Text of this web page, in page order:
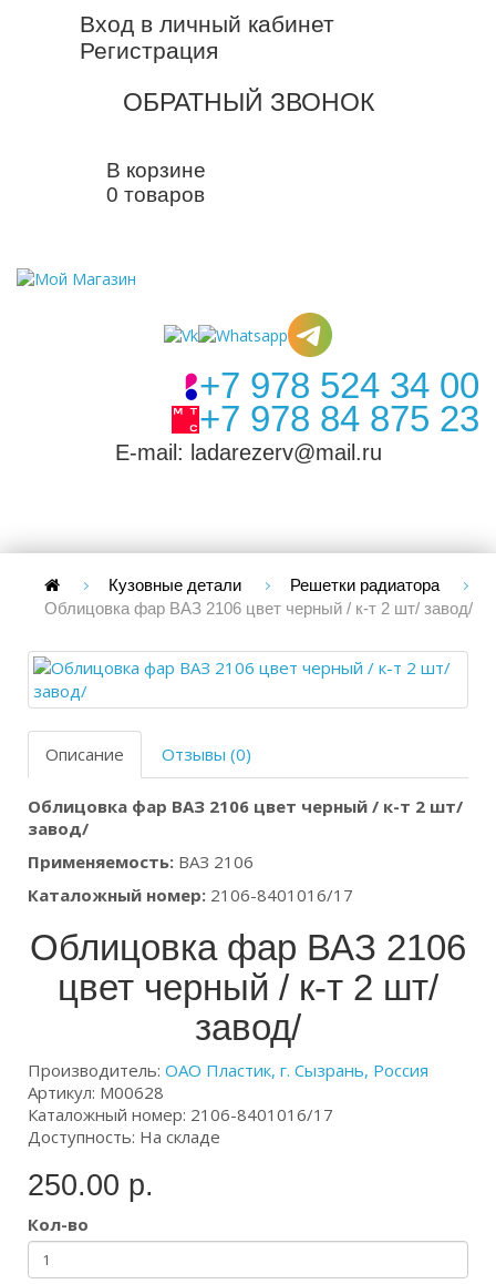
Вход в личный кабинет
Регистрация
ОБРАТНЫЙ ЗВОНОК
В корзине
0 товаров
+7 978 524 34 00
+7 978 84 875 23
E-mail: ladarezerv@mail.ru
Кузовные детали
Решетки радиатора
Облицовка фар ВАЗ 2106 цвет черный / к-т 2 шт/ завод/
Описание Отзывы (0)
Облицовка фар ВАЗ 2106 цвет черный / к-т 2 шт/
завод/
Применяемость: ВАЗ 2106
Каталожный номер: 2106-8401016/17
Облицовка фар ВАЗ 2106
цвет черный / к-т 2 шт/
завод/
Производитель: ОАО Пластик, г. Сызрань, Россия
Артикул: М00628
Каталожный номер: 2106-8401016/17
Доступность: На складе
250.00 р.
Кол-во